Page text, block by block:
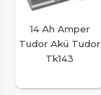
14 Ah Amper
Tudor Akü Tudor
Tk143